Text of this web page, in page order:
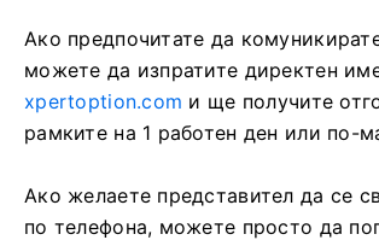
Ако предпочитате да
можете да изпратите директен
xpertoption.com и ще получите
рамките на 1 работен ден или по-
Ако желаете представител да се
по телефона, можете просто да